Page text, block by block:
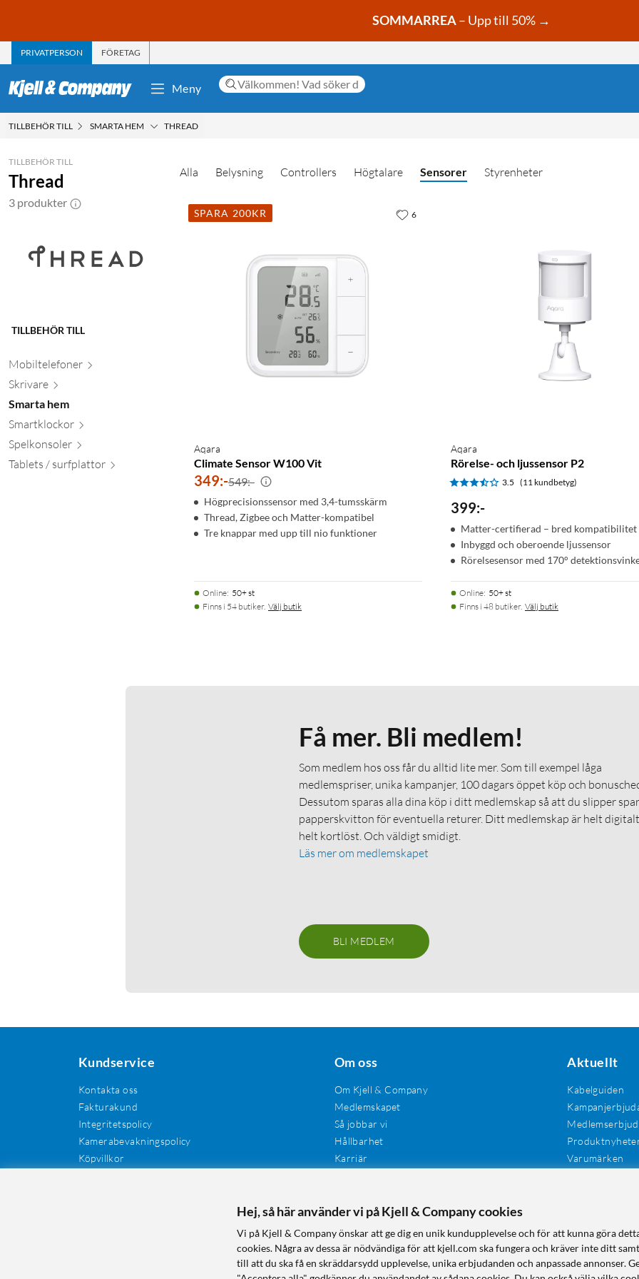
SOMMARREA– Upp till 50% →
PRIVATPERSON FÖRETAG
Meny
TILLBEHÖR TILL SMARTA HEM THREAD
TILLBEHÖR TILL
Thread
3 produkter
TILLBEHÖR TILL
Mobiltelefoner
Skrivare
Smarta hem
Smartklockor
Spelkonsoler
Tablets / surfplattor
Alla Belysning Controllers Högtalare Sensorer Styrenheter
SPARA 200KR
Aqara
Climate Sensor W100 Vit
349:-549:-
Högprecisionssensor med 3,4-tumsskärm
Thread, Zigbee och Matter-kompatibel
Tre knappar med upp till nio funktioner
Online: 50+ st
Finns i 54 butiker. Välj butik
6
Aqara
Rörelse- och ljussensor P2
3.5 (11 kundbetyg)
399:-
Matter-certifierad – bred kompatibilitet
Inbyggd och oberoende ljussensor
Rörelsesensor med 170°
Online: 50+ st
Finns i 48 butiker. Välj butik
Få mer. Bli medlem!
Som medlem hos oss får du alltid lite mer. Som till exempel låga
medlemspriser, unika kampanjer, 100 dagars öppet köp och
Dessutom sparas alla dina köp i ditt medlemskap så att du slipper
papperskvitton för eventuella returer. Ditt medlemskap är helt
helt kortlöst. Och väldigt smidigt.
Läs mer om medlemskapet
BLI MEDLEM
Kundservice
Kontakta oss
Fakturakund
Integritetspolicy
Kamerabevakningspolicy
Köpvillkor
Om oss
Om Kjell & Company
Medlemskapet
Så jobbar vi
Hållbarhet
Karriär
Tillgänglighet
Aktuellt
Kabelguiden
Varumärken
Hej, så här använder vi på Kjell & Company cookies
Vi på Kjell & Company önskar att ge dig en unik kundupplevelse och för att kunna göra
cookies. Några av dessa är nödvändiga för att kjell.com ska fungera och kräver inte ditt
till att du ska få en skräddarsydd upplevelse, unika erbjudanden och anpassade annonser.